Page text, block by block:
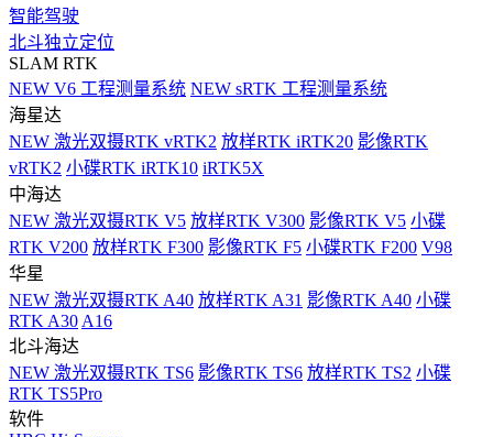
智能驾驶
北斗独立定位
SLAM RTK
NEW V6 工程测量系统 NEW sRTK 工程测量系统
海星达
NEW 激光双摄RTK vRTK2 放样RTK iRTK20 影像RTK
vRTK2 小碟RTK iRTK10 iRTK5X
中海达
NEW 激光双摄RTK V5 放样RTK V300 影像RTK V5 小碟
RTK V200 放样RTK F300 影像RTK F5 小碟RTK F200 V98
华星
NEW 激光双摄RTK A40 放样RTK A31 影像RTK A40 小碟
RTK A30 A16
北斗海达
NEW 激光双摄RTK TS6 影像RTK TS6 放样RTK TS2 小碟
RTK TS5Pro
软件